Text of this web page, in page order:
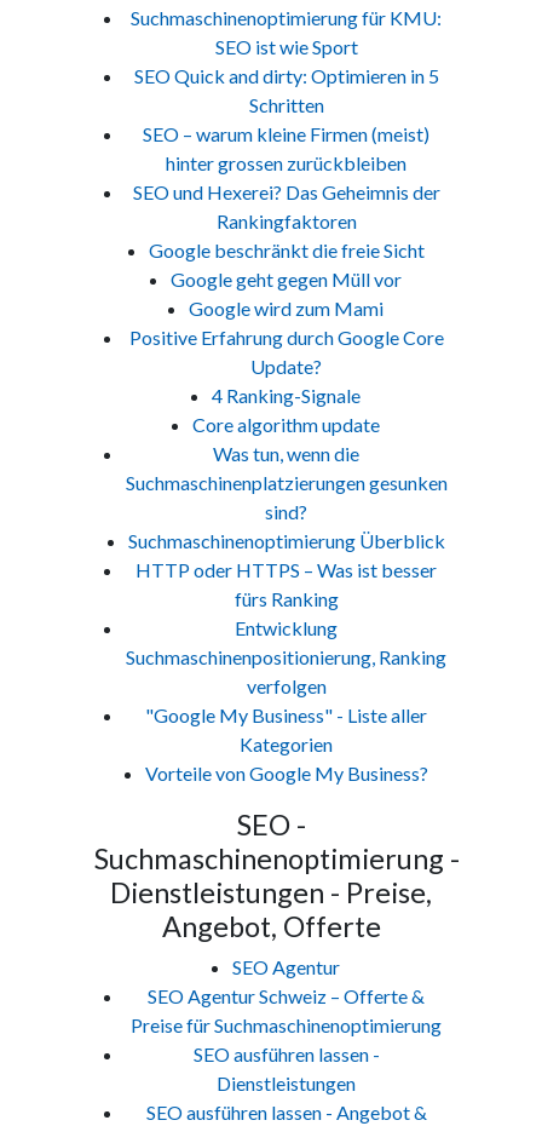
Suchmaschinenoptimierung für KMU:
SEO ist wie Sport
SEO Quick and dirty: Optimieren in 5
Schritten
SEO – warum kleine Firmen (meist)
hinter grossen zurückbleiben
SEO und Hexerei? Das Geheimnis der
Rankingfaktoren
Google beschränkt die freie Sicht
Google geht gegen Müll vor
Google wird zum Mami
Positive Erfahrung durch Google Core
Update?
4 Ranking-Signale
Core algorithm update
Was tun, wenn die
Suchmaschinenplatzierungen gesunken
sind?
Suchmaschinenoptimierung Überblick
HTTP oder HTTPS – Was ist besser
fürs Ranking
Entwicklung
Suchmaschinenpositionierung, Ranking
verfolgen
"Google My Business" - Liste aller
Kategorien
Vorteile von Google My Business?
SEO -
Suchmaschinenoptimierung -
Dienstleistungen - Preise,
Angebot, Offerte
SEO Agentur
SEO Agentur Schweiz – Offerte &
Preise für Suchmaschinenoptimierung
SEO ausführen lassen -
Dienstleistungen
SEO ausführen lassen - Angebot &